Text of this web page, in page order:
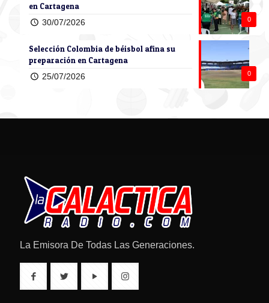
0
en Cartagena
30/07/2026
0
Selección Colombia de béisbol afina su
preparación en Cartagena
25/07/2026
La Emisora De Todas Las Generaciones.